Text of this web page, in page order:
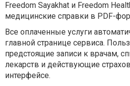
Freedom Sayakhat и Freedom
медицинские справки в PDF-
Все оплаченные услуги
главной странице сервиса.
предстоящие записи к врачам,
лекарств и действующие
интерфейсе.